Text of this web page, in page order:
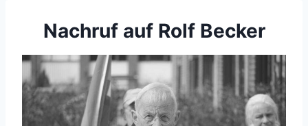
Nachruf auf Rolf Becker